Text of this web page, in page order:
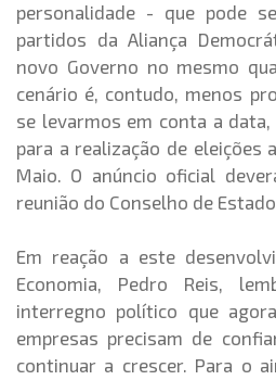
personalidade - que pode
partidos da Aliança
novo Governo no mesmo
cenário é, contudo, menos
se levarmos em conta a
para a realização de eleições
Maio. O anúncio oficial
reunião do Conselho de
Em reação a este
Economia, Pedro Reis,
interregno político que
empresas precisam de
continuar a crescer. Para o